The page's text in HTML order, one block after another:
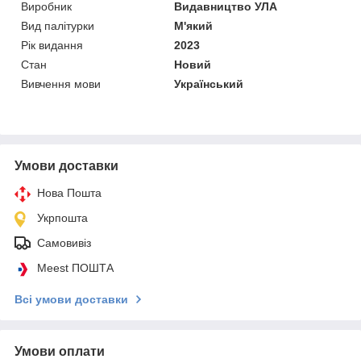
Виробник
Видавництво УЛА
Вид палітурки
М'який
Рік видання
2023
Стан
Новий
Вивчення мови
Український
Умови доставки
Нова Пошта
Укрпошта
Самовивіз
Meest ПОШТА
Всі умови доставки
Умови оплати